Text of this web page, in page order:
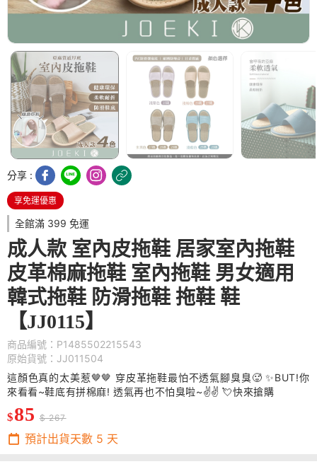
分享 :
享免運優惠
全館滿 399 免運
成人款 室內皮拖鞋 居家室內拖鞋
皮革棉麻拖鞋 室內拖鞋 男女適用
韓式拖鞋 防滑拖鞋 拖鞋 鞋
【JJ0115】
商品編號：P1485502215543
原始貨號：JJ011504
這顏色真的太美惹🤎🤎 穿皮革拖鞋最怕不透氣腳臭臭🥵 ✨BUT!你
來看看~鞋底有拼棉麻! 透氣再也不怕臭啦~✌️✌️ 💘快來搶購
$85 $ 267
預計出貨天數 5 天